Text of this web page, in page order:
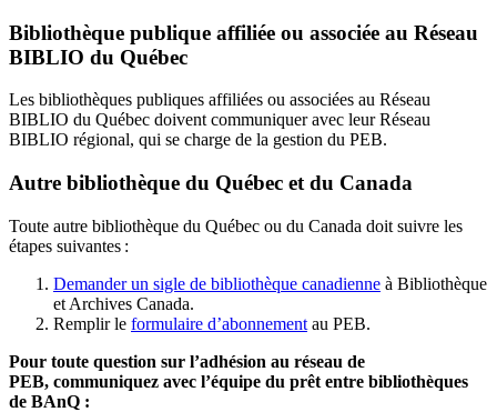
Bibliothèque publique affiliée ou associée au Réseau
BIBLIO du Québec
Les bibliothèques publiques affiliées ou associées au Réseau
BIBLIO du Québec doivent communiquer avec leur Réseau
BIBLIO régional, qui se charge de la gestion du PEB.
Autre bibliothèque du Québec et du Canada
Toute autre bibliothèque du Québec ou du Canada doit suivre les
étapes suivantes :
Demander un sigle de bibliothèque canadienne à Bibliothèque
et Archives Canada.
Remplir le formulaire d’abonnement au PEB.
Pour toute question sur l’adhésion au réseau de
PEB, communiquez avec l’équipe du prêt entre bibliothèques
de BAnQ :